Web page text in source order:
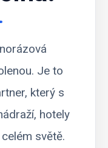
Je to
který s
hotely
světě.